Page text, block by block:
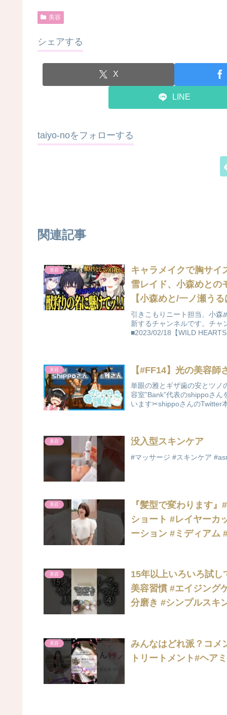
美容
シェアする
X
LINE
taiyo-noをフォローする
関連記事
美容
キャラメイクで胸サイ
雪レイド、小森めとの
【小森めと/一ノ瀬う
引きこもりニート担当、小森
新するチャンネルです。チャ
■2023/02/18【WILD
美容 【#FF14】光の美容
単眼の雅とギザ歯の安とツ
容室”Bank”代表のshippoさ
います✂shippoさんのTwitter
美容 没入型スキンケア
#マッサージ #スキンケア
美容
『髪型で変わります
ショート #レイヤー
ーション #ミディアム
美容
15年以上いろいろ試
美容習慣 #エイジング
分磨き #シンプルスキ
美容
みんなはどれ派？コメ
トリートメント#ヘア